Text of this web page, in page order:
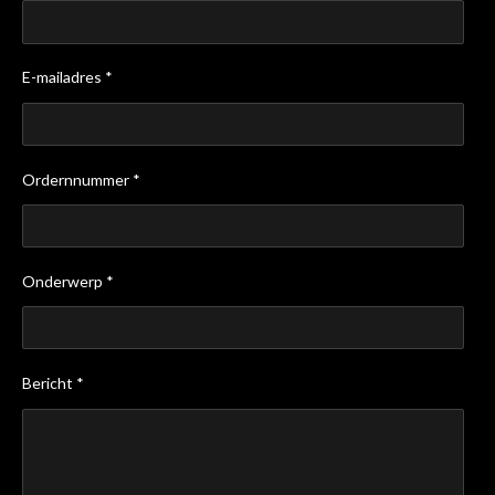
E-mailadres *
Ordernnummer *
Onderwerp *
Bericht *